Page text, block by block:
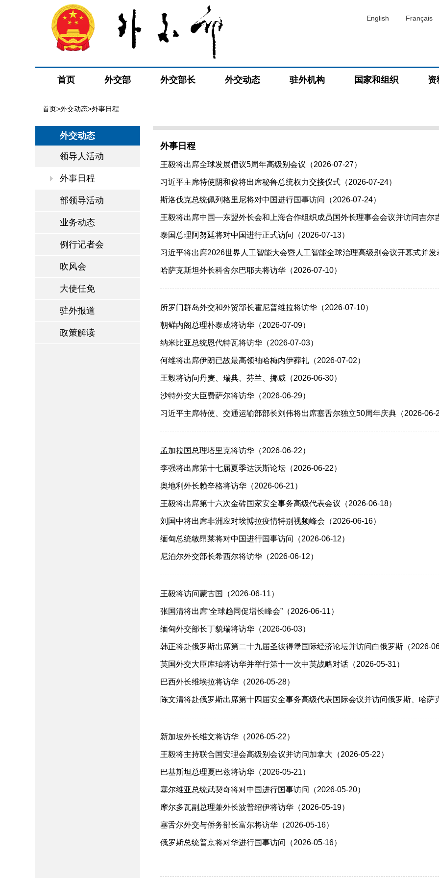
English Français
首页 外交部 外交部长 外交动态 驻外机构 国家和组织 资
首页>外交动态>外事日程
外交动态
领导人活动
外事日程
部领导活动
业务动态
例行记者会
吹风会
大使任免
驻外报道
政策解读
外事日程
王毅将出席全球发展倡议5周年高级别会议（2026-07-27）
习近平主席特使阴和俊将出席秘鲁总统权力交接仪式（2026-07-24）
斯洛伐克总统佩列格里尼将对中国进行国事访问（2026-07-24）
王毅将出席中国—东盟外长会和上海合作组织成员国外长理事会会议并访问吉尔
泰国总理阿努廷将对中国进行正式访问（2026-07-13）
习近平将出席2026世界人工智能大会暨人工智能全球治理高级别会议开幕式并
哈萨克斯坦外长科舍尔巴耶夫将访华（2026-07-10）
所罗门群岛外交和外贸部长霍尼普维拉将访华（2026-07-10）
朝鲜内阁总理朴泰成将访华（2026-07-09）
纳米比亚总统恩代特瓦将访华（2026-07-03）
何维将出席伊朗已故最高领袖哈梅内伊葬礼（2026-07-02）
王毅将访问丹麦、瑞典、芬兰、挪威（2026-06-30）
沙特外交大臣费萨尔将访华（2026-06-29）
习近平主席特使、交通运输部部长刘伟将出席塞舌尔独立50周年庆典（2026-06-
孟加拉国总理塔里克将访华（2026-06-22）
李强将出席第十七届夏季达沃斯论坛（2026-06-22）
奥地利外长赖辛格将访华（2026-06-21）
王毅将出席第十六次金砖国家安全事务高级代表会议（2026-06-18）
刘国中将出席非洲应对埃博拉疫情特别视频峰会（2026-06-16）
缅甸总统敏昂莱将对中国进行国事访问（2026-06-12）
尼泊尔外交部长希西尔将访华（2026-06-12）
王毅将访问蒙古国（2026-06-11）
张国清将出席“全球趋同促增长峰会”（2026-06-11）
缅甸外交部长丁貌瑞将访华（2026-06-03）
韩正将赴俄罗斯出席第二十九届圣彼得堡国际经济论坛并访问白俄罗斯（2026-
英国外交大臣库珀将访华并举行第十一次中英战略对话（2026-05-31）
巴西外长维埃拉将访华（2026-05-28）
陈文清将赴俄罗斯出席第十四届安全事务高级代表国际会议并访问俄罗斯、哈萨
新加坡外长维文将访华（2026-05-22）
王毅将主持联合国安理会高级别会议并访问加拿大（2026-05-22）
巴基斯坦总理夏巴兹将访华（2026-05-21）
塞尔维亚总统武契奇将对中国进行国事访问（2026-05-20）
摩尔多瓦副总理兼外长波普绍伊将访华（2026-05-19）
塞舌尔外交与侨务部长富尔将访华（2026-05-16）
俄罗斯总统普京将对华进行国事访问（2026-05-16）